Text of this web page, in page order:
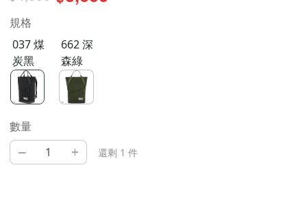
規格
037 煤
炭黑
662 深
森綠
數量
– + 還剩 1 件